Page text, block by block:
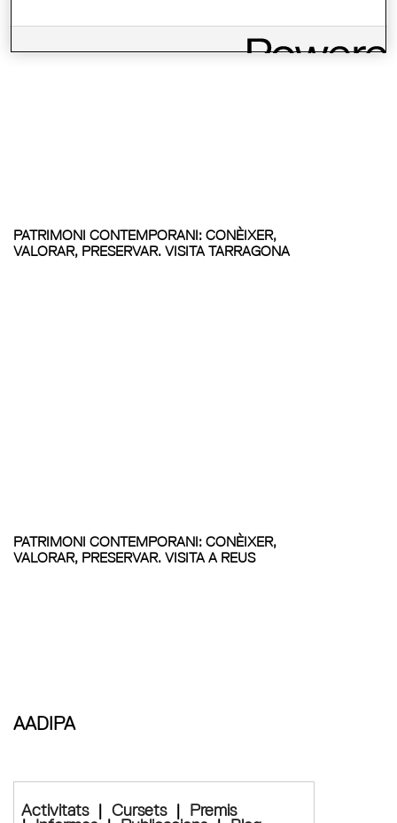
PATRIMONI CONTEMPORANI: CONÈIXER,
VALORAR, PRESERVAR. VISITA TARRAGONA
PATRIMONI CONTEMPORANI: CONÈIXER,
VALORAR, PRESERVAR. VISITA A REUS
AADIPA
Activitats|Cursets| Premis